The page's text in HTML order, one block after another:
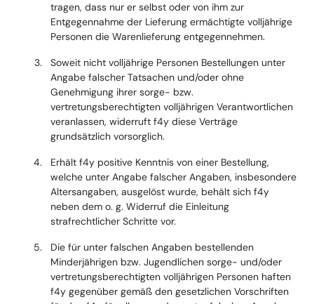
tragen, dass nur er selbst oder von ihm zur
Entgegennahme der Lieferung ermächtigte volljährige
Personen die Warenlieferung entgegennehmen.
Soweit nicht volljährige Personen Bestellungen unter
Angabe falscher Tatsachen und/oder ohne
Genehmigung ihrer sorge- bzw.
vertretungsberechtigten volljährigen Verantwortlichen
veranlassen, widerruft f4y diese Verträge
grundsätzlich vorsorglich.
Erhält f4y positive Kenntnis von einer Bestellung,
welche unter Angabe falscher Angaben, insbesondere
Altersangaben, ausgelöst wurde, behält sich f4y
neben dem o. g. Widerruf die Einleitung
strafrechtlicher Schritte vor.
Die für unter falschen Angaben bestellenden
Minderjährigen bzw. Jugendlichen sorge- und/oder
vertretungsberechtigten volljährigen Personen haften
f4y gegenüber gemäß den gesetzlichen Vorschriften